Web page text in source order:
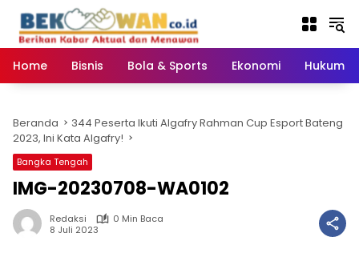
konten
Home
Bisnis Bola & Sports Ekonomi Hukum
Beranda
344 Peserta Ikuti Algafry Rahman Cup Esport Bateng
2023, Ini Kata Algafry!
Bangka Tengah
IMG-20230708-WA0102
Redaksi
0 Min Baca
8 Juli 2023